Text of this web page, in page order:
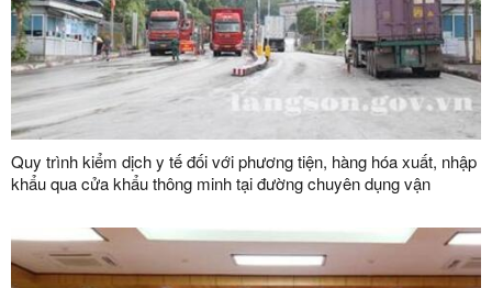
Quy trình kiểm dịch y tế đối với phương tiện, hàng hóa xuất, nhập
khẩu qua cửa khẩu thông minh tại đường chuyên dụng vận
dụng vận chuyển hàng hoá khu vực mốc 1088/2-1089 thuộc cặp
cửa khẩu quốc tế Hữu Nghị (Việt Nam) - Hữu Nghị Quan (Trung
Quốc)